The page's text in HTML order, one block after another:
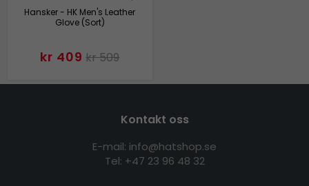
Hansker - HK Men's Leather
Glove (Sort)
kr 409 kr 509
Kontakt oss
E-mail: info@hatshop.se
Tel: +47 23 96 48 32